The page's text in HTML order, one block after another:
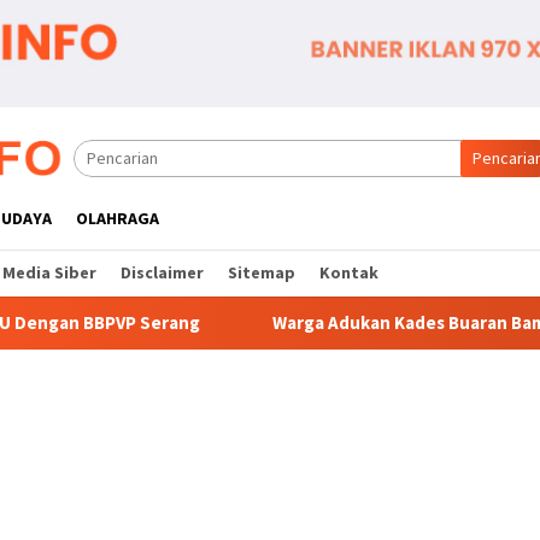
OLAHRAGA
Siber Disclaimer Sitemap Kontak
Warga Adukan Kades Buaran Bambu Atas Dugaan